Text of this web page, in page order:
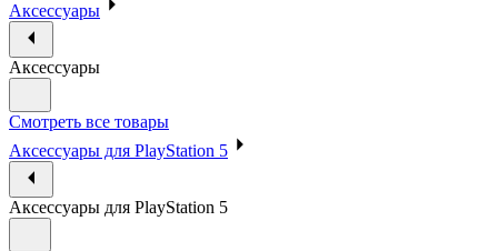
Аксессуары
Аксессуары
Смотреть все товары
Аксессуары для PlayStation 5
Аксессуары для PlayStation 5